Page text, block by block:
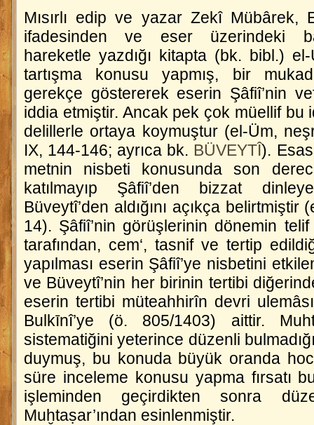
Mısırlı edip ve yazar Zekî Mübârek,
ifadesinden ve eser üzerindeki
hareketle yazdığı kitapta (bk. bibl.)
tartışma konusu yapmış, bir
gerekçe göstererek eserin Şâfiî’nin
iddia etmiştir. Ancak pek çok müellif bu
delillerle ortaya koymuştur (el-Üm,
IX, 144-146; ayrıca bk. BÜVEYTÎ).
metnin nisbeti konusunda son
katılmayıp Şâfiî’den bizzat
Büveytî’den aldığını açıkça belirtmiştir (
14). Şâfiî’nin görüşlerinin dönemin
tarafından, cem‘, tasnif ve tertip
yapılması eserin Şâfiî’ye nisbetini
ve Büveytî’nin her birinin tertibi
eserin tertibi müteahhirîn devri
Bulkīnî’ye (ö. 805/1403) aittir.
sistematiğini yeterince düzenli
duymuş, bu konuda büyük oranda
süre inceleme konusu yapma fırsatı
işleminden geçirdikten sonra
Muḫtaṣar’ından esinlenmiştir.